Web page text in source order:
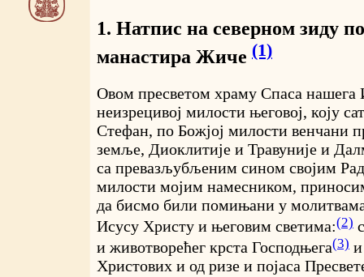
1. Натпис на северном зиду
манастира Жиче (1)
Овом пресветом храму Спаса нашега
неизрецивој милости његовој, коју
Стефан, по Божјој милости венчани
земље, Диоклитије и Травуније и
са превазљубљеним сином својим
милости мојим намесником,
да бисмо били помињани у
Исусу Христу и његовим светима:(2)
и животворећег крста Господњега(3)
Христових и од ризе и појаса